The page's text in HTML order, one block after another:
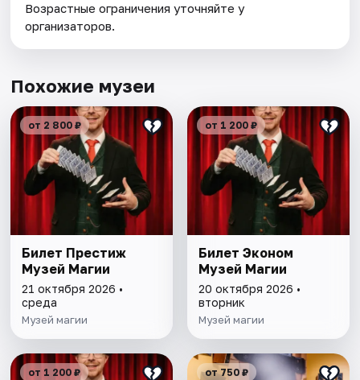
Возрастные ограничения уточняйте у
организаторов.
Похожие музеи
от 2 800 ₽
Билет Престиж
Музей Магии
21 октября 2026 •
среда
Музей магии
от 1 200 ₽
Билет Эконом
Музей Магии
20 октября 2026 •
вторник
Музей магии
от 1 200 ₽ от 750 ₽